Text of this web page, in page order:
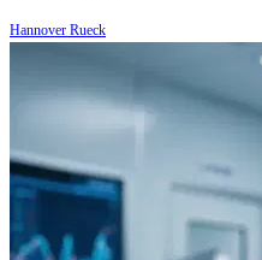
Hannover Rueck